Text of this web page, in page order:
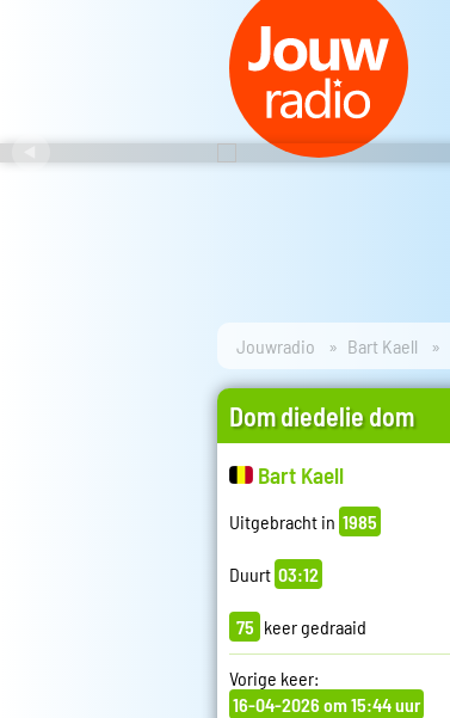
Jouwradio Bart Kaell
Dom diedelie dom
Bart Kaell
Uitgebracht in 1985
Duurt 03:12
75 keer gedraaid
Vorige keer:
16-04-2026 om 15:44 uur